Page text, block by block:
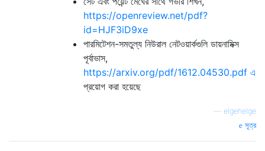
https://openreview.net/pdf?
id=HJF3iD9xe
পারমিটেশন-সমতুল্য নিউরাল নেটওয়ার্কগুলি ডায়নামিক্স
পূর্বাভাস,
https://arxiv.org/pdf/1612.04530.pdf এ
প্রয়োগ করা হয়েছে
elgehelge
সূত্র